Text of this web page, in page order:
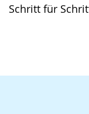
Schritt für